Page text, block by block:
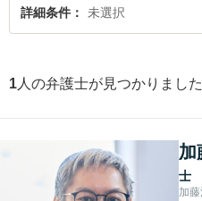
詳細条件 未選択
1 人の弁護士が見つかりました
加
士
加